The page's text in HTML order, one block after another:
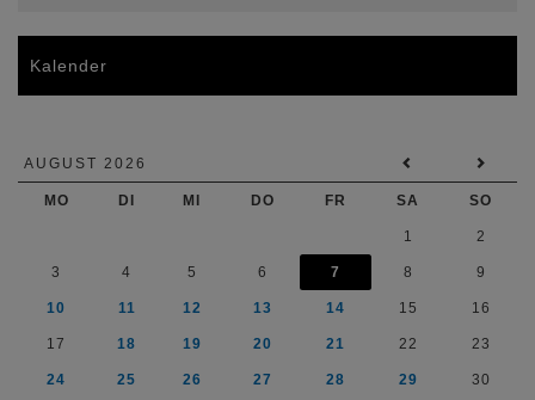
Kalender
AUGUST 2026
MO DI MI DO FR SA SO
1 2
3 4 5 6 7 8 9
10 11 12 13 14 15 16
17 18 19 20 21 22 23
24 25 26 27 28 29 30